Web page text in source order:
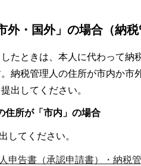
外・国外」の場合（納税
たときは、本人に代わって納
納税管理人の住所が市内か市
出してください。
住所が「市内」の場合
してください。
人申告書（承認申請書）・納税